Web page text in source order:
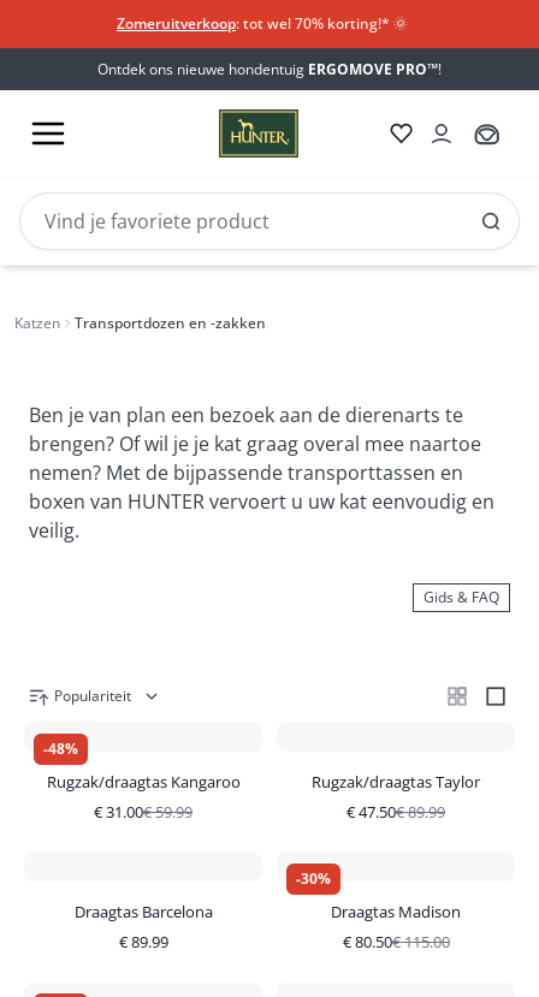
Zomeruitverkoop: tot wel 70% korting!*​ 🌞
Ontdek ons nieuwe hondentuig ERGOMOVE PRO™!
Katzen Transportdozen en -zakken
Transportdozen en -zakken
Ben je van plan een bezoek aan de dierenarts te
brengen? Of wil je je kat graag overal mee naartoe
nemen? Met de bijpassende transporttassen en
boxen van HUNTER vervoert u uw kat eenvoudig en
veilig.
Gids & FAQ
Populariteit
-48%
Rugzak/draagtas Kangaroo
€31.00€59.99
Rugzak/draagtas Taylor
€47.50€89.99
Draagtas Barcelona
€89.99
-30%
Draagtas Madison
€80.50€115.00